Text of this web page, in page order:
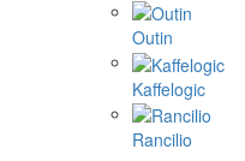
Outin
Kaffelogic
Rancilio